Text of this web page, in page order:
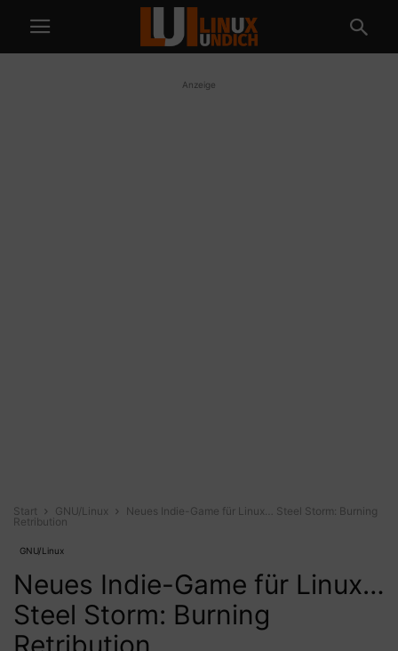
Anzeige
Start GNU/Linux
Neues Indie-Game für Linux… Steel Storm: Burning
Retribution
GNU/Linux
Neues Indie-Game für Linux…
Steel Storm: Burning